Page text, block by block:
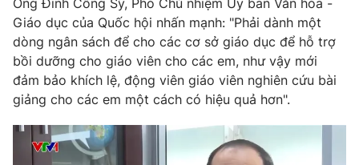
Giáo dục của Quốc hội nhấn mạnh: "Phải dành một
dòng ngân sách để cho các cơ sở giáo dục để hỗ trợ
bồi dưỡng cho giáo viên cho các em, như vậy mới
đảm bảo khích lệ, động viên giáo viên nghiên cứu bài
giảng cho các em một cách có hiệu quả hơn".